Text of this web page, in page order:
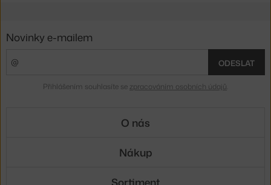
Novinky e-mailem
ODESLAT
Přihlášením souhlasíte se zpracováním osobních údajů
O nás
Nákup
Sortiment